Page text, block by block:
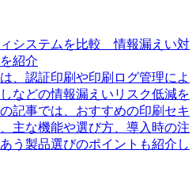
システムを比較 情報漏えい対
紹介
、認証印刷や印刷ログ管理によ
などの情報漏えいリスク低減を
記事では、おすすめの印刷セキ
主な機能や選び方、導入時の注
う製品選びのポイントも紹介し